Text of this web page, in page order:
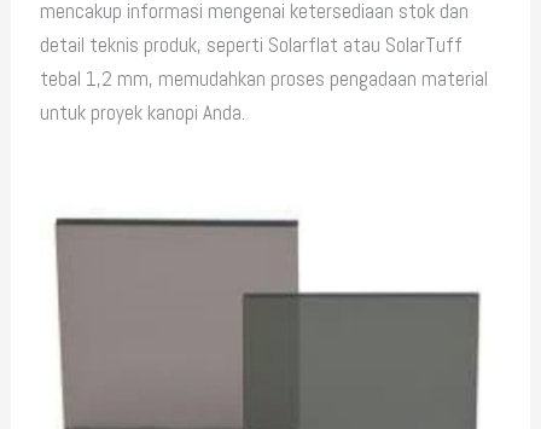
mencakup informasi mengenai ketersediaan stok dan
detail teknis produk, seperti Solarflat atau SolarTuff
tebal 1,2 mm, memudahkan proses pengadaan material
untuk proyek kanopi Anda.